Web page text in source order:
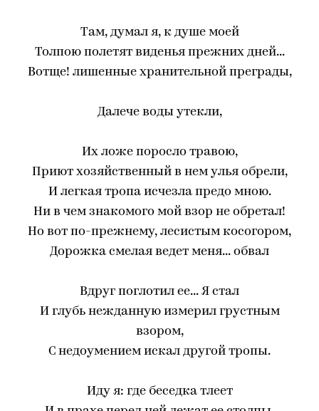
Там, думал я, к душе моей
Толпою полетят виденья прежних дней...
Вотще! лишенные хранительной преграды,
Далече воды утекли,
Их ложе поросло травою,
Приют хозяйственный в нем улья обрели,
И легкая тропа исчезла предо мною.
Ни в чем знакомого мой взор не обретал!
Но вот по-прежнему, лесистым косогором,
Дорожка смелая ведет меня... обвал
Вдруг поглотил ее... Я стал
И глубь нежданную измерил грустным
взором,
С недоумением искал другой тропы.
Иду я: где беседка тлеет